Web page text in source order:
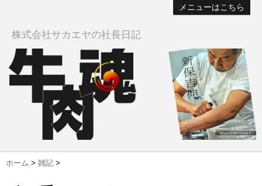
メニューはこちら
株式会社サカエヤの社長日記
ホーム > 雑記 >